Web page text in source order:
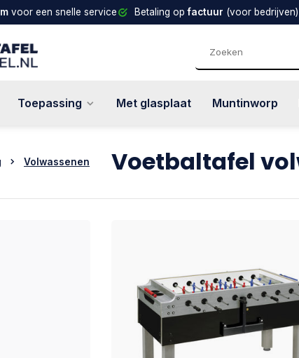
voor een snelle service Betaling opfactuur (voor bedrijven)
Toepassing Met glasplaat Muntinworp
Volwassenen Voetbaltafel